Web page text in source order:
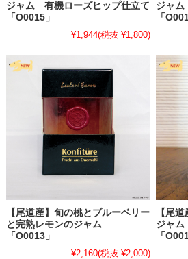
うぞ、この季節のごちそうをお楽しみくだ
2026.4.22
【いちごジャムシリーズ 近日販売開始
広島県、瀬戸内尾道で太陽と海風を浴びて
まるごと使用したいちごジャムシリーズ
始までどうぞ楽しみにお待ちください。
▶▶▶【尾道産】いちごジャムシリーズ商
2026.4.2
・【【尾道産】ドライセミノール販売中】
ジャム 有機ローズヒップ仕立て
「O0015」
¥1,944(税抜 ¥1,800)
ジャ
「
【尾道産】旬の桃とブルーベリー
と完熟レモンのジャム
「O0013」
¥2,160(税抜 ¥2,000)
【尾
ジャ
「